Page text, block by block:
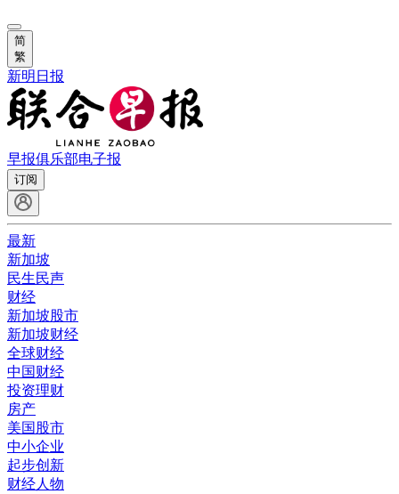
简
繁
新明日报
早报俱乐部电子报
订阅
最新
新加坡
民生民声
财经
新加坡股市
新加坡财经
全球财经
中国财经
投资理财
房产
美国股市
中小企业
起步创新
财经人物